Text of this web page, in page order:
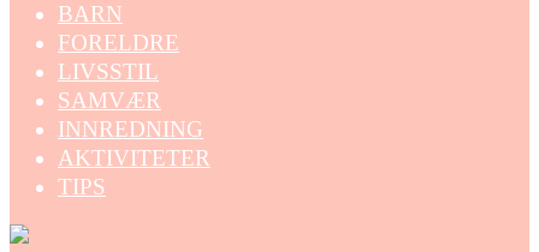
BARN
FORELDRE
LIVSSTIL
SAMVÆR
INNREDNING
AKTIVITETER
TIPS